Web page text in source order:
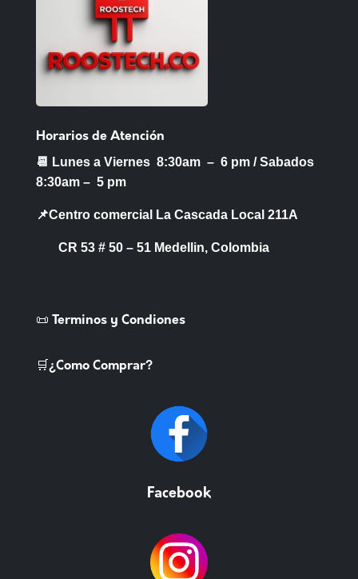
Horarios de Atención
📆 Lunes a Viernes 8:30am – 6 pm /Sabados
8:30am – 5 pm
📌Centro comercial La Cascada Local 211A
CR 53 # 50 – 51 Medellin, Colombia
📜 Terminos y Condiones
🛒¿Como Comprar?
Facebook